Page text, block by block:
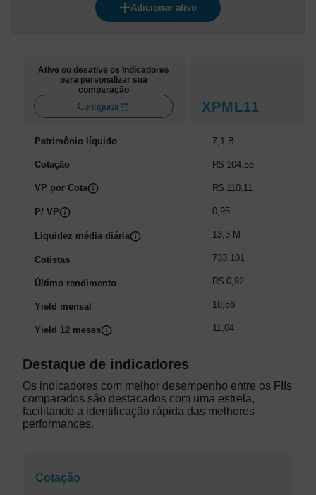
Adicionar ativo
Ative ou desative os Indicadores
para personalizar sua
comparação
Configurar
Patrimônio líquido
Cotação
VP por Cota
P/ VP
Liquidez média diária
Cotistas
Último rendimento
Yield mensal
Yield 12 meses
XPML11
7,1 B
R$ 104,55
R$ 110,11
0,95
13,3 M
733.101
R$ 0,92
10,56
11,04
Destaque de indicadores
Os indicadores com melhor desempenho entre os FIIs
comparados são destacados com uma estrela,
facilitando a identificação rápida das melhores
performances.
Cotação